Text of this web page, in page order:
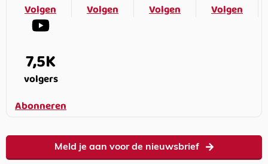
Volgen
Volgen
Volgen
Volgen
7,5K
volgers
Abonneren
Meld je aan voor de nieuwsbrief